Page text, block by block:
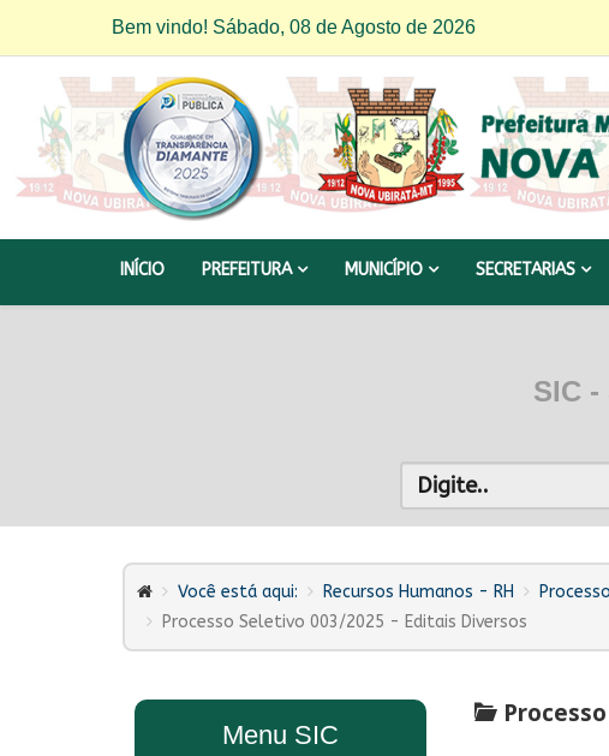
Bem vindo! Sábado, 08 de Agosto de 2026
INÍCIO PREFEITURA MUNICÍPIO SECRETARIAS
SIC
Você está aqui: Recursos Humanos - RH
Processo Seletivo 003/2025 - Editais Diversos
Menu SIC